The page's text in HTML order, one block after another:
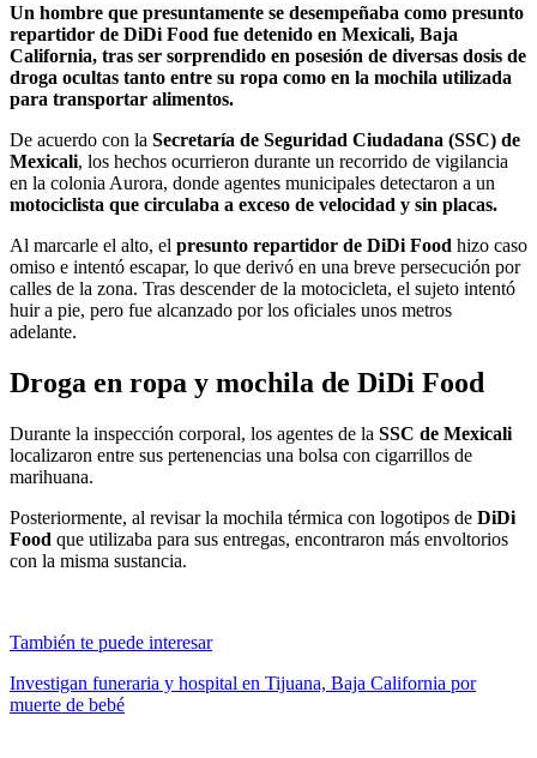
Un hombre que presuntamente se desempeñaba como presunto
repartidor de DiDi Food fue detenido en Mexicali, Baja
California, tras ser sorprendido en posesión de diversas dosis de
droga ocultas tanto entre su ropa como en la mochila utilizada
para transportar alimentos.
De acuerdo con la Secretaría de Seguridad Ciudadana (SSC) de
Mexicali, los hechos ocurrieron durante un recorrido de vigilancia
en la colonia Aurora, donde agentes municipales detectaron a un
motociclista que circulaba a exceso de velocidad y sin placas.
Al marcarle el alto, el presunto repartidor de DiDi Food hizo caso
omiso e intentó escapar, lo que derivó en una breve persecución por
calles de la zona. Tras descender de la motocicleta, el sujeto intentó
huir a pie, pero fue alcanzado por los oficiales unos metros
adelante.
Droga en ropa y mochila de DiDi Food
Durante la inspección corporal, los agentes de la SSC de Mexicali
localizaron entre sus pertenencias una bolsa con cigarrillos de
marihuana.
Posteriormente, al revisar la mochila térmica con logotipos de DiDi
Food que utilizaba para sus entregas, encontraron más envoltorios
con la misma sustancia.
También te puede interesar
Investigan funeraria y hospital en Tijuana, Baja California por
muerte de bebé